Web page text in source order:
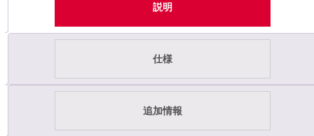
説明
仕様
追加情報